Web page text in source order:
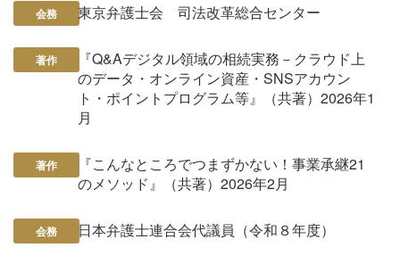
会務 東京弁護士会 司法改革総合センター
著作
『Q&Aデジタル領域の相続実務－クラウド上
のデータ・オンライン資産・SNSアカウン
ト・ポイントプログラム等』（共著）2026年1
月
著作
『こんなところでつまずかない！事業承継21
のメソッド』（共著）2026年2月
会務 日本弁護士連合会代議員（令和８年度）